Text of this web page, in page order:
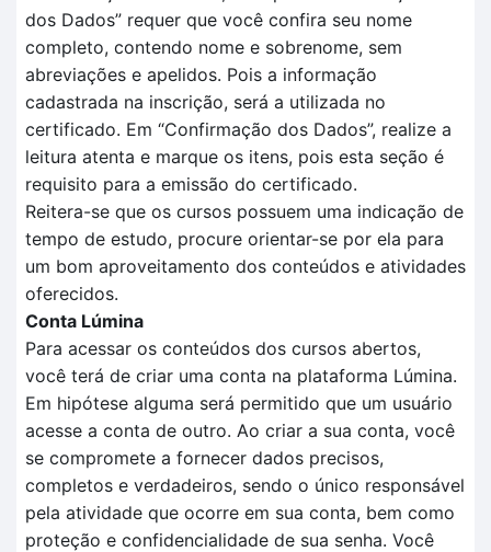
dos Dados” requer que você confira seu nome
completo, contendo nome e sobrenome, sem
abreviações e apelidos. Pois a informação
cadastrada na inscrição, será a utilizada no
certificado. Em “Confirmação dos Dados”, realize a
leitura atenta e marque os itens, pois esta seção é
requisito para a emissão do certificado.
Reitera-se que os cursos possuem uma indicação de
tempo de estudo, procure orientar-se por ela para
um bom aproveitamento dos conteúdos e atividades
oferecidos.
Conta Lúmina
Para acessar os conteúdos dos cursos abertos,
você terá de criar uma conta na plataforma Lúmina.
Em hipótese alguma será permitido que um usuário
acesse a conta de outro. Ao criar a sua conta, você
se compromete a fornecer dados precisos,
completos e verdadeiros, sendo o único responsável
pela atividade que ocorre em sua conta, bem como
proteção e confidencialidade de sua senha. Você